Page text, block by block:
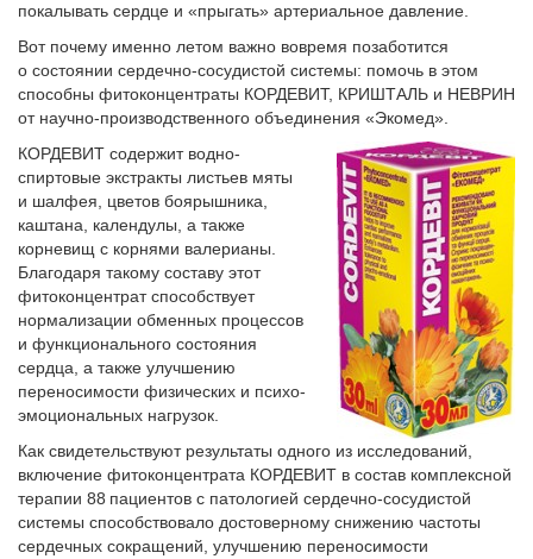
покалывать сердце и «прыгать» артериальное давление.
Вот почему именно летом важно вовремя позаботится
о состоянии сердечно-сосудистой системы: помочь в этом
способны фитоконцентраты КОРДЕВИТ, КРИШТАЛЬ и НЕВРИН
от научно-производственного объединения «Экомед».
КОРДЕВИТ содержит водно-
спиртовые экстракты листьев мяты
и шалфея, цветов боярышника,
каштана, календулы, а также
корневищ с корнями валерианы.
Благодаря такому составу этот
фитоконцентрат способствует
нормализации обменных процессов
и функционального состояния
сердца, а также улучшению
переносимости физических и психо­
эмоциональных нагрузок.
Как свидетельствую­т результаты одного из исследований,
включение фитоконцентрата КОРДЕВИТ в состав комплексной
терапии 88 пациентов с патологией сердечно-сосудистой
системы способствовало достоверному снижению частоты
сердечных сокращений, улучшению переносимости